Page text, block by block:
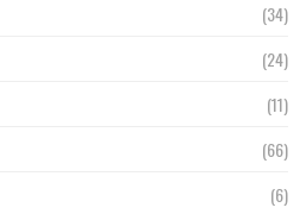
(34)
(24)
(11)
(66)
(6)